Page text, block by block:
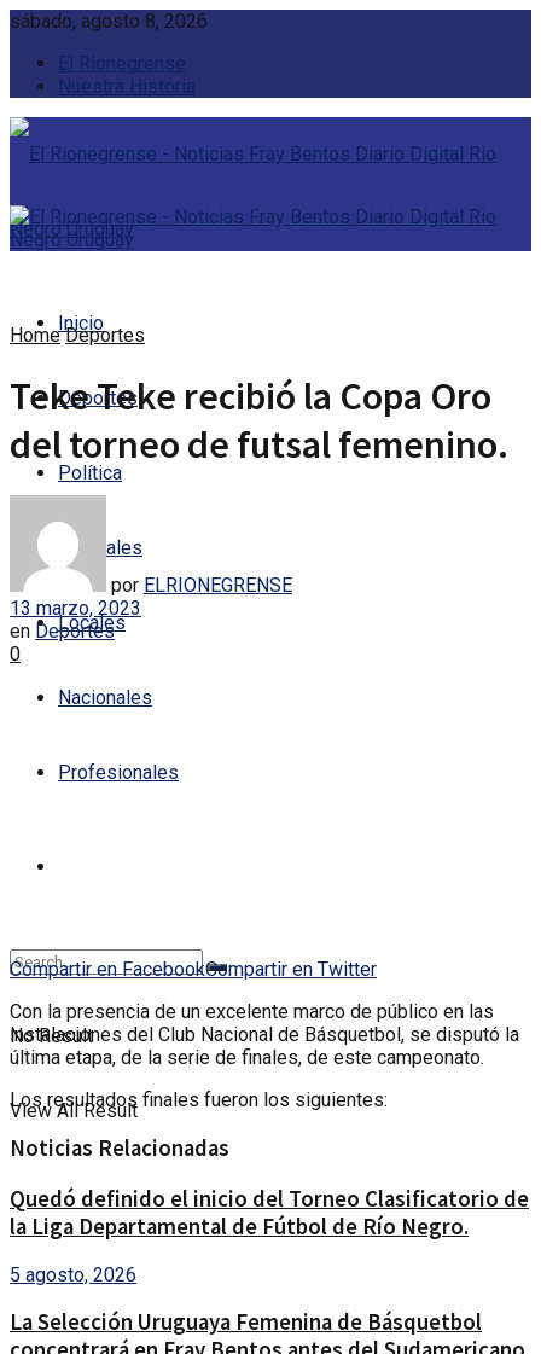
sábado, agosto 8, 2026
El Rionegrense
Nuestra Historia
Inicio
Deportes
Política
Policiales
Locales
Nacionales
Profesionales
No Result
View All Result
Home Deportes
Teke Teke recibió la Copa Oro
del torneo de futsal femenino.
por ELRIONEGRENSE
13 marzo, 2023
en Deportes
0
Compartir en FacebookCompartir en Twitter
Con la presencia de un excelente marco de público en las
instalaciones del Club Nacional de Básquetbol, se disputó la
última etapa, de la serie de finales, de este campeonato.
Los resultados finales fueron los siguientes:
Noticias Relacionadas
Quedó definido el inicio del Torneo Clasificatorio de
la Liga Departamental de Fútbol de Río Negro.
5 agosto, 2026
La Selección Uruguaya Femenina de Básquetbol